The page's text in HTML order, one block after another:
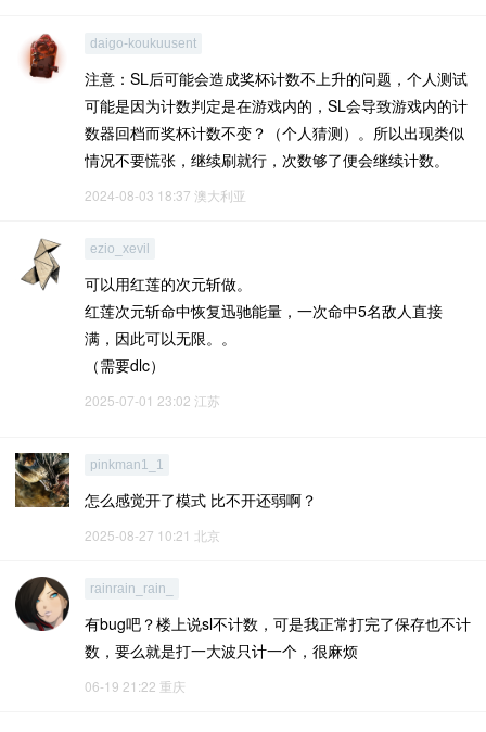
daigo-koukuusent
注意：SL后可能会造成奖杯计数不上升的问题，个人测试
可能是因为计数判定是在游戏内的，SL会导致游戏内的计
数器回档而奖杯计数不变？（个人猜测）。所以出现类似
情况不要慌张，继续刷就行，次数够了便会继续计数。
2024-08-03 18:37 澳大利亚
ezio_xevil
可以用红莲的次元斩做。
红莲次元斩命中恢复迅驰能量，一次命中5名敌人直接
满，因此可以无限。。
（需要dlc）
2025-07-01 23:02 江苏
pinkman1_1
怎么感觉开了模式 比不开还弱啊？
2025-08-27 10:21 北京
rainrain_rain_
有bug吧？楼上说sl不计数，可是我正常打完了保存也不计
数，要么就是打一大波只计一个，很麻烦
06-19 21:22 重庆